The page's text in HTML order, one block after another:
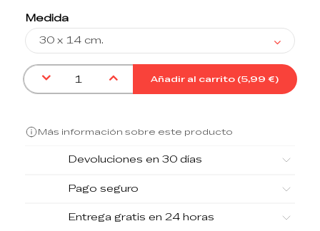
Medida
Añadir al carrito (5,99 €)
Más información sobre este producto
Devoluciones en 30 días
Pago seguro
Entrega gratis en 24 horas